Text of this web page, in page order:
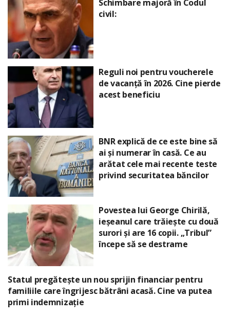
Schimbare majoră în Codul
civil:
Reguli noi pentru voucherele
de vacanță în 2026. Cine pierde
acest beneficiu
BNR explică de ce este bine să
ai și numerar în casă. Ce au
arătat cele mai recente teste
privind securitatea băncilor
Povestea lui George Chirilă,
ieșeanul care trăiește cu două
surori și are 16 copii. „Tribul”
începe să se destrame
Statul pregătește un nou sprijin financiar pentru
familiile care îngrijesc bătrâni acasă. Cine va putea
primi indemnizație